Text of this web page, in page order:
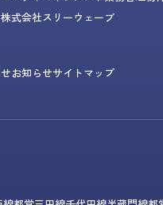
式会社スリーウェーブ
お知らせサイトマップ